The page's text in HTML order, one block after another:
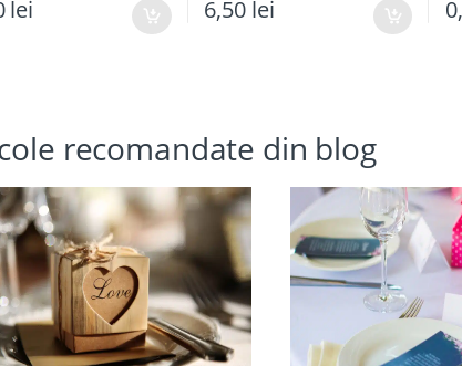
lei 6,50 lei
recomandate din blog